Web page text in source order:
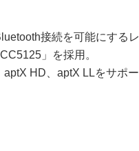
接続を可能にするレ
」を採用。
HD、aptX LLをサポー